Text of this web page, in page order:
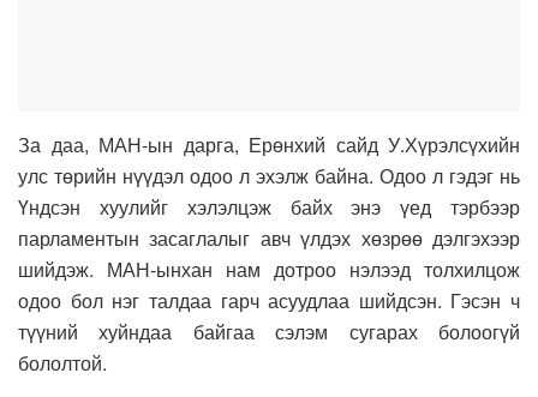
За даа, МАН-ын дарга, Ерөнхий сайд У.Хүрэлсүхийн
улс төрийн нүүдэл одоо л эхэлж байна. Одоо л гэдэг нь
Үндсэн хуулийг хэлэлцэж байх энэ үед тэрбээр
парламентын засаглалыг авч үлдэх хөзрөө дэлгэхээр
шийдэж. МАН-ынхан нам дотроо нэлээд толхилцож
одоо бол нэг талдаа гарч асуудлаа шийдсэн. Гэсэн ч
түүний хуйндаа байгаа сэлэм сугарах болоогүй
бололтой.